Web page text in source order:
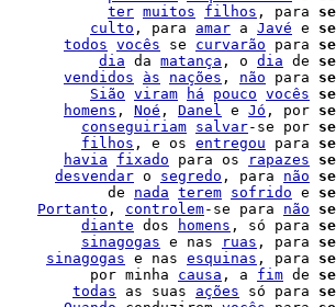
ter muitos filhos , para
culto , para amar a Javé e
todos vocês se curvarão para
dia da matança , o dia de
vendidos às nações , não para
Sião viram há pouco vocês
homens , Noé , Danel e Jó , por
conseguiriam salvar-se por
filhos , e os entregou para
havia fixado para os rapazes
desvendar o segredo , para não
|            de nada terem sofrido e
Portanto , controlem-se para não
diante dos homens , só para
sinagogas e nas ruas , para
sinagogas e nas esquinas , para
|          por minha causa , a fim de
todas as suas ações só para